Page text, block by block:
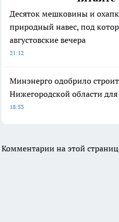
Десяток мешковины и
природный навес, под
августовские вечера
21:12
Минэнерго одобрило
Нижегородской области
18:53
Комментарии на этой